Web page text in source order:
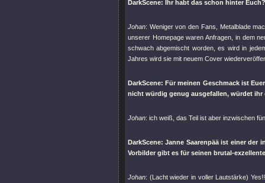
DarkScene: Ihr habt das schon hinter
Johan: Weniger von den Fans, Metalblade
unserer Homepage waren Anfragen, in dem
schwach abgemischt worden, es wird in
Jahres wird sie mit neuem Cover
DarkScene: Für meinen Geschmack ist
nicht würdig genug ausgefallen, würdet ihr
Johan: ich weiß, das Teil ist aber inzwischen
DarkScene: Janne Saarenpää ist einer der
Vorbilder gibt es für seinen brutal-
Johan: (Lacht wieder in voller Lautstärke)